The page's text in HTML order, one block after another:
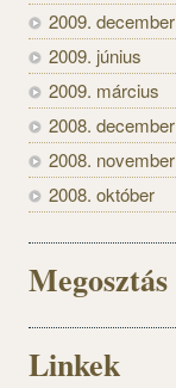
2009. december
2009. június
2009. március
2008. december
2008. november
2008. október
Megosztás
Linkek